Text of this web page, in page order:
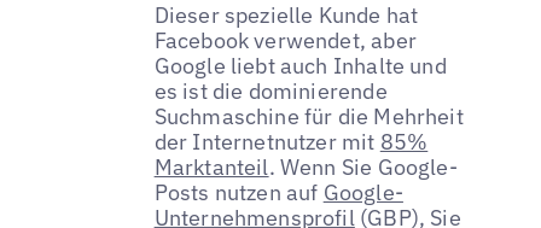
Dieser spezielle Kunde hat
Facebook verwendet, aber
Google liebt auch Inhalte und
es ist die dominierende
Suchmaschine für die Mehrheit
der Internetnutzer mit 85%
Marktanteil. Wenn Sie Google-
Posts nutzen auf Google-
Unternehmensprofil(GBP), Sie